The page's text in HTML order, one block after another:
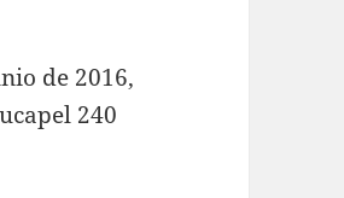
de 2016,
240